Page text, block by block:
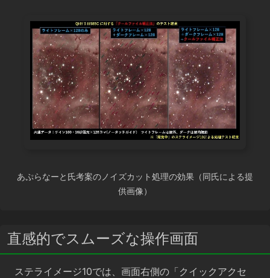
あぷらなーと氏考案のノイズカット処理の効果（同氏による提
供画像）
直感的でスムーズな操作画面
ステライメージ10では、画面右側の「クイックアクセ